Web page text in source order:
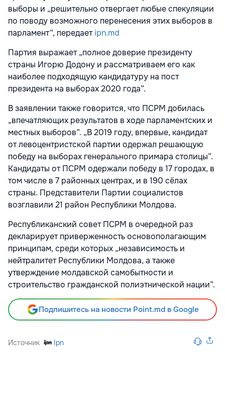
выборы и „решительно отвергает любые спекуляции
по поводу возможного перенесения этих выборов в
парламент”, передаетipn.md
Партия выражает „полное доверие президенту
страны Игорю Додону и рассматриваем его как
наиболее подходящую кандидатуру на пост
президента на выборах 2020 года”.
В заявлении также говорится, что ПСРМ добилась
„впечатляющих результатов в ходе парламентских и
местных выборов”. „В 2019 году, впервые, кандидат
от левоцентристской партии одержал решающую
победу на выборах генерального примара столицы”.
Кандидаты от ПСРМ одержали победу в 17 городах, в
том числе в 7 районных центрах, и в 190 сёлах
страны. Представители Партии социалистов
возглавили 21 район Республики Молдова.
Республиканский совет ПСРМ в очередной раз
декларирует приверженность основополагающим
принципам, среди которых „независимость и
нейтралитет Республики Молдова, а также
утверждение молдавской самобытности и
строительство гражданской полиэтнической нации”.
Подпишитесь на новости Point.md в Google
Источник Ipn